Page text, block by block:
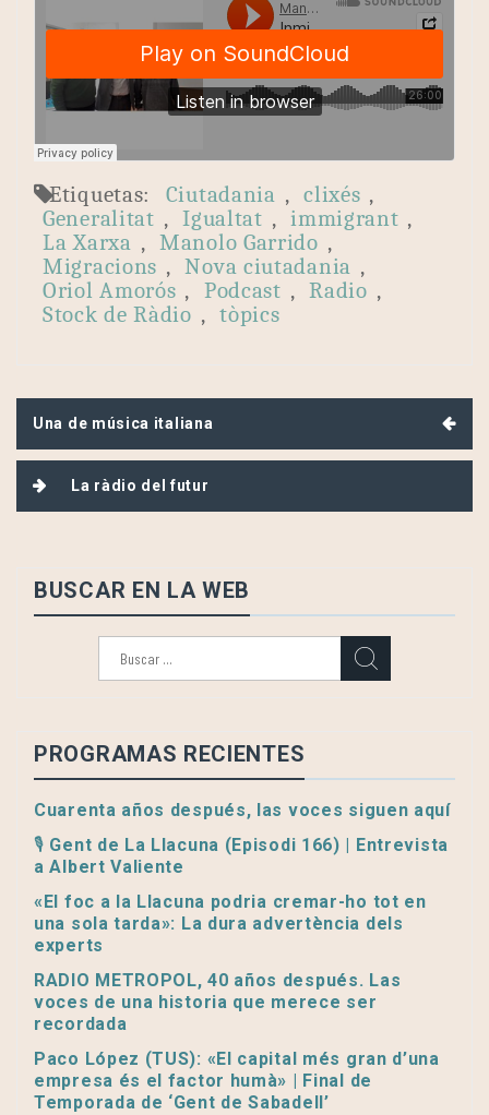
Etiquetas: Ciutadania , clixés ,
Generalitat , Igualtat , immigrant ,
La Xarxa , Manolo Garrido ,
Migracions , Nova ciutadania ,
Oriol Amorós , Podcast , Radio ,
Stock de Ràdio , tòpics
Navegación
de
entradas
Una de música italiana
La ràdio del futur
BUSCAR EN LA WEB
PROGRAMAS RECIENTES
Cuarenta años después, las voces siguen aquí
🎙️ Gent de La Llacuna (Episodi 166) | Entrevista
a Albert Valiente
«El foc a la Llacuna podria cremar-ho tot en
una sola tarda»: La dura advertència dels
experts
RADIO METROPOL, 40 años después. Las
voces de una historia que merece ser
recordada
Paco López (TUS): «El capital més gran d’una
empresa és el factor humà» | Final de
Temporada de ‘Gent de Sabadell’